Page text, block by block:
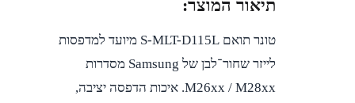
תיאור המוצר:
טונר תואם S-MLT-D115L מיועד למדפסות
לייזר שחור־לבן של Samsung מסדרות
M26xx / M28xx. איכות הדפסה יציבה,